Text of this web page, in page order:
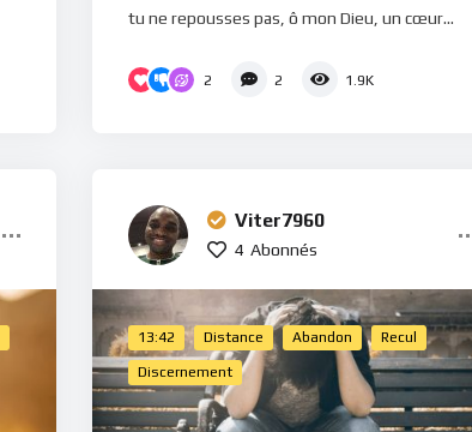
tu ne repousses pas, ô mon Dieu, un cœur...
2 2 1.9K
Viter7960
4 Abonnés
13:42 Distance Abandon Recul
Discernement